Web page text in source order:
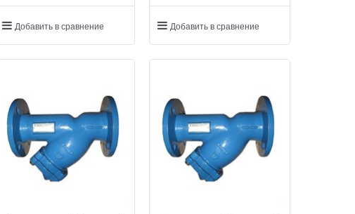
Добавить в сравнение Добавить в сравнение